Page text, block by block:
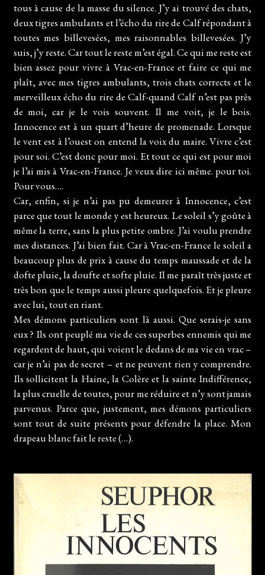
tous à cause de la masse du silence. J’y ai trouvé des chats,
deux tigres ambulants et l’écho du rire de Calf répondant à
toutes mes billevesées, mes raisonnables billevesées. J’y
suis, j’y reste. Car tout le reste m’est égal. Ce qui me reste est
bien assez pour vivre à Vrac-en-France et faire ce qui me
plaît, avec mes tigres ambulants, trois chats corrects et le
merveilleux écho du rire de Calf-quand Calf n’est pas près
de moi, car je le vois souvent. Il me voit, je le bois.
Innocence est à un quart d’heure de promenade. Lorsque
le vent est à l’ouest on entend la voix du maire. Vivre c’est
pour soi. C’est donc pour moi. Et tout ce qui est pour moi
je l’ai mis à Vrac-en-France. Je veux dire ici même. pour toi.
Pour vous….
Car, enfin, si je n’ai pas pu demeurer à Innocence, c’est
parce que tout le monde y est heureux. Le soleil s’y goûte à
même la terre, sans la plus petite ombre. J’ai voulu prendre
mes distances. J’ai bien fait. Car à Vrac-en-France le soleil a
beaucoup plus de prix à cause du temps maussade et de la
dofte pluie, la doufte et softe pluie. Il me paraît très juste et
très bon que le temps aussi pleure quelquefois. Et je pleure
avec lui, tout en riant.
Mes démons particuliers sont là aussi. Que serais-je sans
eux ? Ils ont peuplé ma vie de ces superbes ennemis qui me
regardent de haut, qui voient le dedans de ma vie en vrac –
car je n’ai pas de secret – et ne peuvent rien y comprendre.
Ils sollicitent la Haine, la Colère et la sainte Indifférence,
la plus cruelle de toutes, pour me réduire et n’y sont jamais
parvenus. Parce que, justement, mes démons particuliers
sont tout de suite présents pour défendre la place. Mon
drapeau blanc fait le reste (…).